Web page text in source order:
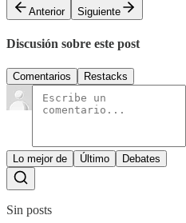
Anterior
Siguiente
Discusión sobre este post
Comentarios Restacks
Lo mejor de Último Debates
Sin posts